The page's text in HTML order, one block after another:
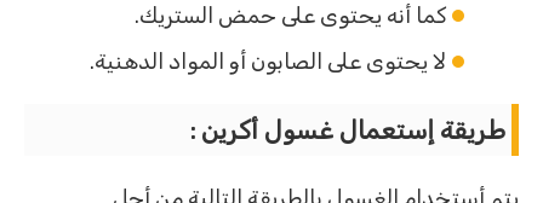
كما أنه يحتوى على حمض الستريك.
لا يحتوى على الصابون أو المواد الدهنية.
طريقة إستعمال غسول أكرين :